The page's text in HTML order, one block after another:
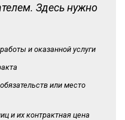
Здесь нужно
и оказанной услуги
или место
и их контрактная цена